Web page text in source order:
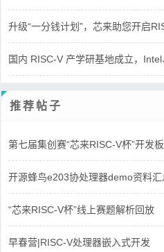
升级“一分钱计划”，芯来助您开启
国内 RISC-V 产学研基地成立，
推荐帖子
第七届集创赛“芯来RISC-V杯”开发
开源蜂鸟e203协处理器demo资料汇
“芯来RISC-V杯”线上赛题解析回放
早春营|RISC-V处理器嵌入式开发